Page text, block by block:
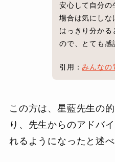
安心して自分の
場合は気にしな
はっきり分かる
ので、とても感
引用：みんなの
この方は、星藍先生の
り、先生からのアドバ
れるようになったと述べ